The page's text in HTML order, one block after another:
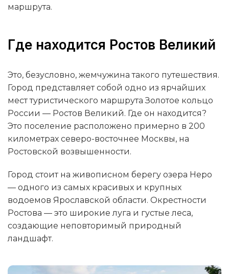
маршрута.
Где находится Ростов Великий
Это, безусловно, жемчужина такого путешествия.
Город представляет собой одно из ярчайших
мест туристического маршрута Золотое кольцо
России — Ростов Великий. Где он находится?
Это поселение расположено примерно в 200
километрах северо-восточнее Москвы, на
Ростовской возвышенности.
Город стоит на живописном берегу озера Неро
— одного из самых красивых и крупных
водоемов Ярославской области. Окрестности
Ростова — это широкие луга и густые леса,
создающие неповторимый природный
ландшафт.